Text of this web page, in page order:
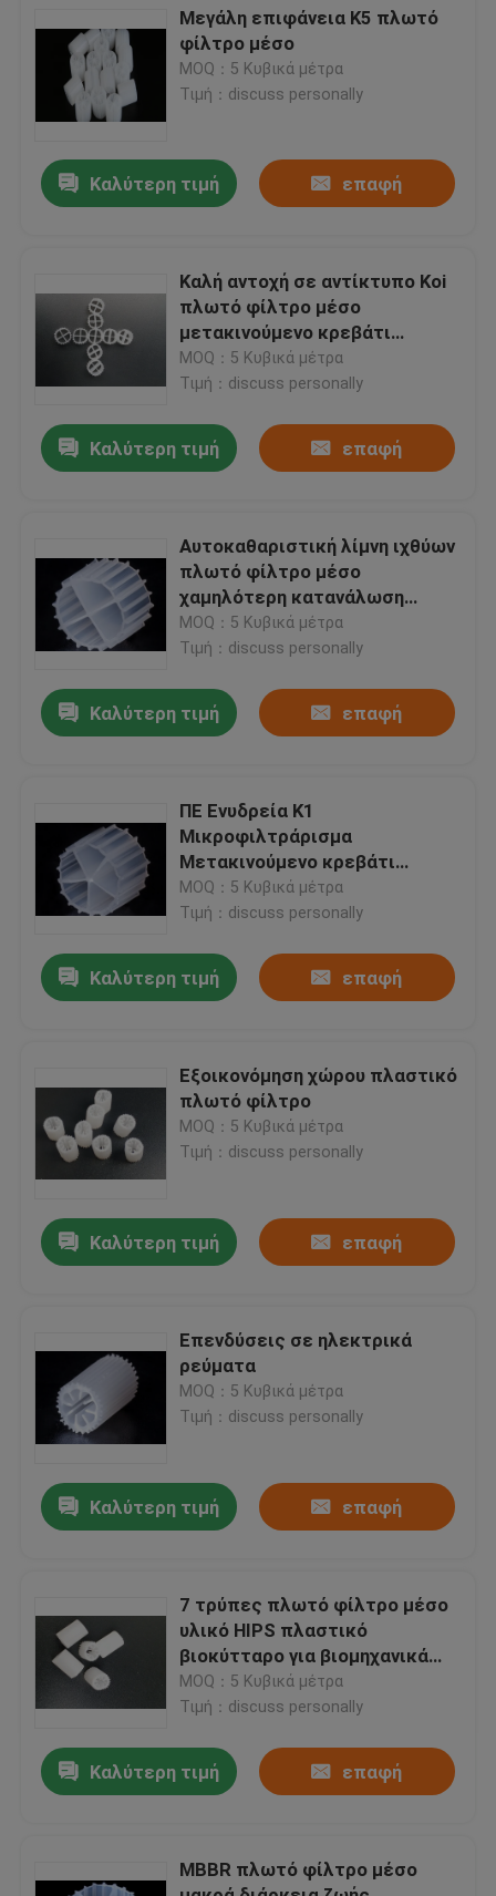
Σπίτι
Περίπου εμείς
Ποιοτικός έλεγχος
Μας ελάτε σε επαφή με
ιστολόγιο
Ζητήστε ένα απόσπασμα
Βιο μέσα MBBR
Μεγάλη επιφάνεια K5 πλωτό
φίλτρο μέσο
MOQ：5 Κυβικά μέτρα
Τιμή：discuss personally
Καλύτερη τιμή επαφή
Καλή αντοχή σε αντίκτυπο Koi
πλωτό φίλτρο μέσο
μετακινούμενο κρεβάτι
βιοφίλτρο αυτοκαθαρισμός
MOQ：5 Κυβικά μέτρα
Τιμή：discuss personally
Καλύτερη τιμή επαφή
Αυτοκαθαριστική λίμνη ιχθύων
πλωτό φίλτρο μέσο
χαμηλότερη κατανάλωση
ενέργειας
MOQ：5 Κυβικά μέτρα
Τιμή：discuss personally
Καλύτερη τιμή επαφή
ΠΕ Ενυδρεία K1
Μικροφιλτράρισμα
Μετακινούμενο κρεβάτι
Βιοφίλμ αντιδραστήρα
βιοσωλήνες πλωτά μέσα
MOQ：5 Κυβικά μέτρα
Τιμή：discuss personally
Καλύτερη τιμή επαφή
Εξοικονόμηση χώρου πλαστικό
πλωτό φίλτρο
MOQ：5 Κυβικά μέτρα
Τιμή：discuss personally
Καλύτερη τιμή επαφή
Επενδύσεις σε ηλεκτρικά
ρεύματα
MOQ：5 Κυβικά μέτρα
Τιμή：discuss personally
Καλύτερη τιμή επαφή
7 τρύπες πλωτό φίλτρο μέσο
υλικό HIPS πλαστικό
βιοκύτταρο για βιομηχανικά
λύματα
MOQ：5 Κυβικά μέτρα
Τιμή：discuss personally
Καλύτερη τιμή επαφή
MBBR πλωτό φίλτρο μέσο